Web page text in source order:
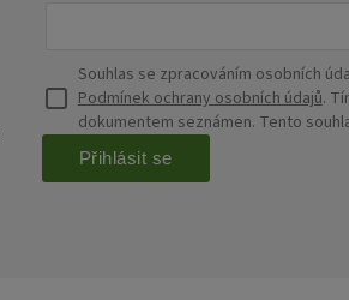
Souhlas se zpracováním osobních
Podmínek ochrany osobních údajů.
dokumentem seznámen. Tento
Přihlásit se